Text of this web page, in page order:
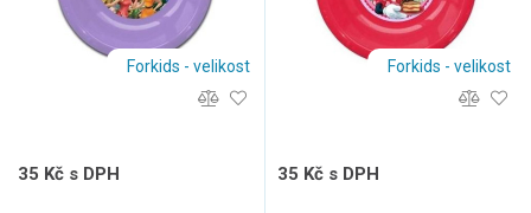
Forkids - velikost
35 Kč s DPH
Forkids - velikost
35 Kč s DPH